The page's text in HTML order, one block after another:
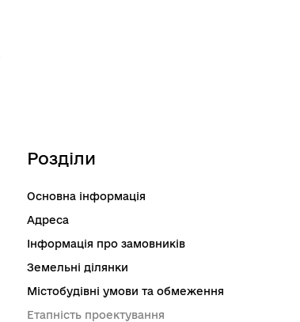
Розділи
Основна інформація
Адреса
Інформація про замовників
Земельні ділянки
Містобудівні умови та обмеження
Етапність проектування